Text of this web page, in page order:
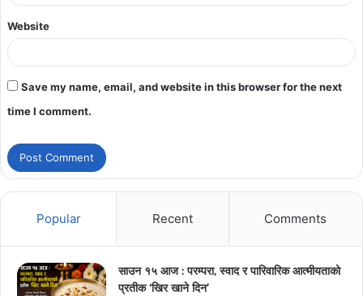
Website
Save my name, email, and website in this browser for the next
time I comment.
Popular Recent Comments
साउन १५ आज : परम्परा, स्वाद र पारिवारिक आत्मीयताको
प्रतीक ‘खिर खाने दिन’